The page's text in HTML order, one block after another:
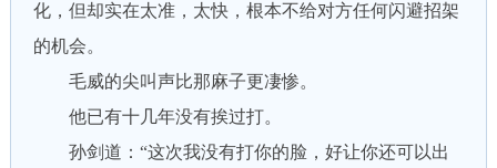
化，但却实在太准，太快，根本不给对方任何闪避招架
的机会。
毛威的尖叫声比那麻子更凄惨。
他已有十几年没有挨过打。
孙剑道：“这次我没有打你的脸，好让你还可以出